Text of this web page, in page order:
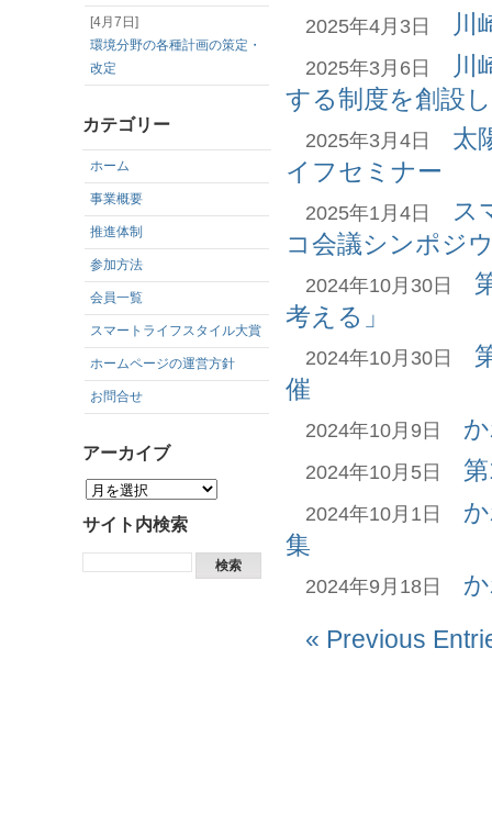
2025年4月3日 川
2025年3月6日
川
する制度を創設
2025年3月4日
太
イフセミナー
2025年1月4日
ス
コ会議シンポジ
2024年10月30日
考える」
2024年10月30日
催
2024年10月9日
2024年10月5日
2024年10月1日
集
2024年9月18日
« Previous
[4月7日]
環境分野の各種計画の策定・
改定
カテゴリー
ホーム
事業概要
推進体制
参加方法
会員一覧
スマートライフスタイル大賞
ホームページの運営方針
お問合せ
アーカイブ
サイト内検索